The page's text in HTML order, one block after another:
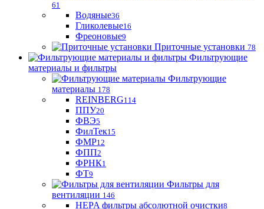
61
Водяные36
Гликолевые16
Фреоновые9
Приточные установки 78
Фильтрующие
материалы и фильтры
Фильтрующие
материaлы 178
REINBERG114
ППУ20
ФВЭ5
ФилТек15
ФМР12
ФПП2
ФРНК1
ФТ9
Фильтры для
вентиляции 146
HEPA фильтры абсолютной очистки8